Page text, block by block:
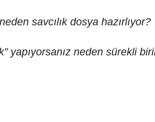
savcılık dosya hazırlıyor?
yapıyorsanız neden sürekli